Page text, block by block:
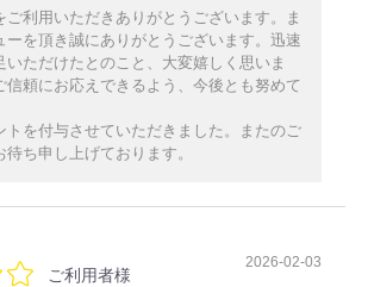
ご利用いただきありがとうございます。ま
ーを頂き誠にありがとうございます。迅速
いただけたとのこと、大変嬉しく思いま
信頼にお応えできるよう、今後とも努めて
トを付与させていただきました。またのご
ち申し上げております。
ご利用者様
2026-02-03